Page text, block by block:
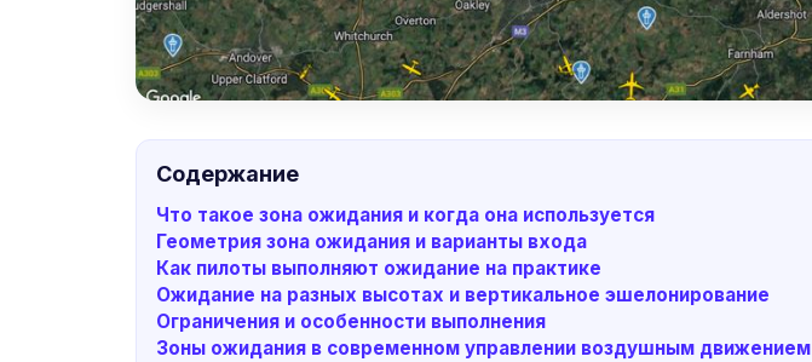
Содержание
Что такое зона ожидания и когда она используется
Геометрия зона ожидания и варианты входа
Как пилоты выполняют ожидание на практике
Ожидание на разных высотах и вертикальное эшелонирование
Ограничения и особенности выполнения
Зоны ожидания в современном управлении воздушным движением